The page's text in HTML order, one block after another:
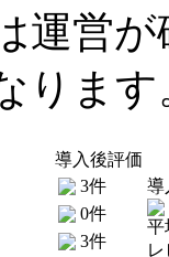
運営が
ります
導入後評価
3件
0件
3件
導
平